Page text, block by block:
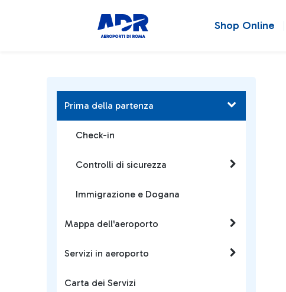
Shop Online
Prima della partenza
Check-in
Controlli di sicurezza
Immigrazione e Dogana
Mappa dell'aeroporto
Servizi in aeroporto
Carta dei Servizi